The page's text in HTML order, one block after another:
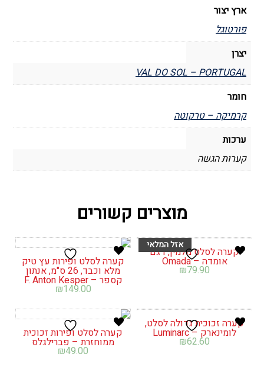
ארץ יצור
פורטוגל
יצרן
VAL DO SOL – PORTUGAL
חומר
קרמיקה – טרקוטה
ערכות
קערות הגשה
מוצרים קשורים
קערה לסלט מלמין, דגם
אומדה – Omada
₪79.90
קערה לסלט ופירות עץ טיק
מלא וכבד, 26 ס"מ, אנתון
קספר – F. Anton Kesper
₪149.00
קערה זכוכית גדולה לסלט,
לומינארק – Luminarc
₪62.60
קערה לסלט ופירות זכוכית
ממוחזרת – פברילגלס
₪49.00